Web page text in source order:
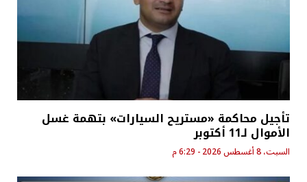
تأجيل محاكمة «مستريح السيارات» بتهمة غسل
الأموال لـ11 أكتوبر
السبت، 8 أغسطس 2026 - 6:29 م